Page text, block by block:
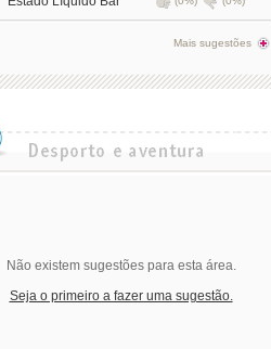
Mais sugestões
Não existem sugestões para esta área.
Seja o primeiro a fazer uma sugestão.